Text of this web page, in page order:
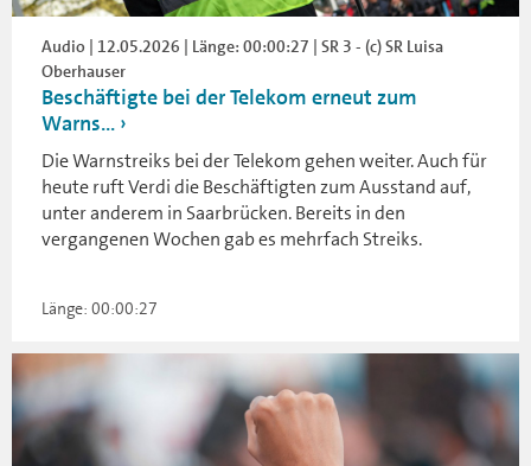
Audio | 12.05.2026 | Länge: 00:00:27 | SR 3 - (c) SR Luisa
Oberhauser
Beschäftigte bei der Telekom erneut zum
Warns...
Die Warnstreiks bei der Telekom gehen weiter. Auch für
heute ruft Verdi die Beschäftigten zum Ausstand auf,
unter anderem in Saarbrücken. Bereits in den
vergangenen Wochen gab es mehrfach Streiks.
Länge: 00:00:27